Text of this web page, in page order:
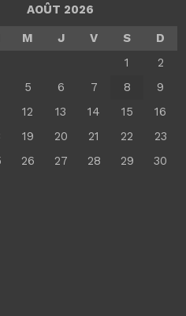
AOÛT 2026
M J V S
D
1
2
5 6 7 8
9
12 13 14 15
16
19 20 21 22
23
26 27 28 29
30